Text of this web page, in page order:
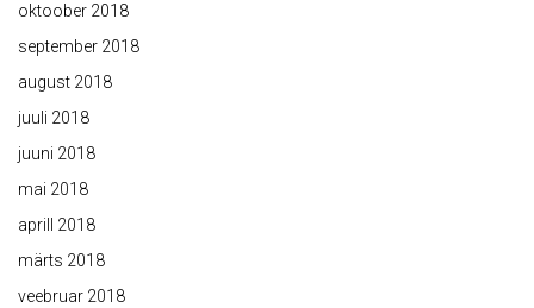
oktoober 2018
september 2018
august 2018
juuli 2018
juuni 2018
mai 2018
aprill 2018
märts 2018
veebruar 2018